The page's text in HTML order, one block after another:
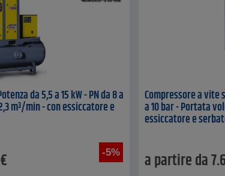
da 5,5 a 15 kW - PN da 8 a
m³/min - con essiccatore e
-5%
€
Compressore a vite
a 10 bar - Portata
essiccatore e
a partire da